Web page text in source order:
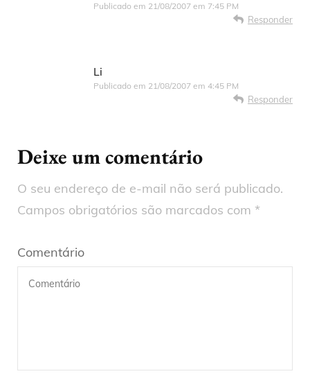
Publicado em 21/08/2007 em 7:45 PM
Responder
Li
Publicado em 21/08/2007 em 4:45 PM
Responder
Deixe um comentário
O seu endereço de e-mail não será publicado.
Campos obrigatórios são marcados com *
Comentário